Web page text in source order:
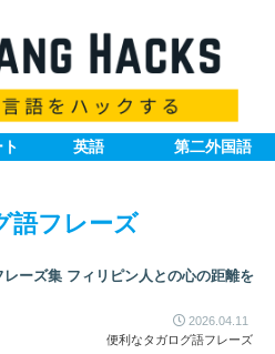
英語 第二外国語
語フレーズ
ーズ集 フィリピン人との心の距離を
2026.04.11
便利なタガログ語フレーズ